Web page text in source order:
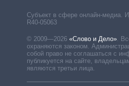
Субъект в сфере онлайн-медиа.
R40-05063
© 2009—2026 «Слово и Дело».
охраняются законом.
собой право не соглашаться с
публикуется на сайте,
являются третьи лица.